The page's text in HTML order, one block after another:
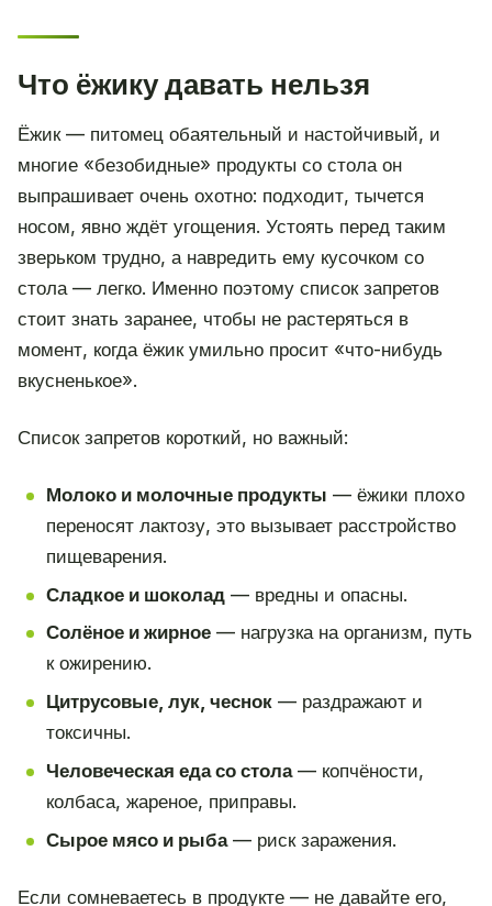
Что ёжику давать нельзя
Ёжик — питомец обаятельный и настойчивый, и
многие «безобидные» продукты со стола он
выпрашивает очень охотно: подходит, тычется
носом, явно ждёт угощения. Устоять перед таким
зверьком трудно, а навредить ему кусочком со
стола — легко. Именно поэтому список запретов
стоит знать заранее, чтобы не растеряться в
момент, когда ёжик умильно просит «что-нибудь
вкусненькое».
Список запретов короткий, но важный:
Молоко и молочные продукты — ёжики плохо
переносят лактозу, это вызывает расстройство
пищеварения.
Сладкое и шоколад— вредны и опасны.
Солёное и жирное— нагрузка на организм, путь
к ожирению.
Цитрусовые, лук, чеснок— раздражают и
токсичны.
Человеческая еда со стола— копчёности,
колбаса, жареное, приправы.
Сырое мясо и рыба— риск заражения.
Если сомневаетесь в продукте — не давайте его,